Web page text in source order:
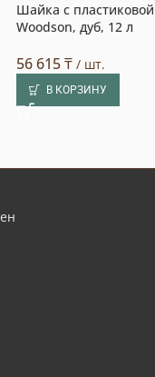
Шайка с
Woodson, дуб, 12 л
56 615₸ / шт.
В КОРЗИНУ